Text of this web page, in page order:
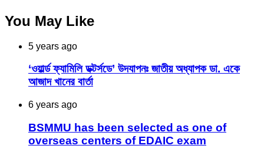
You May Like
5 years ago
‘ওয়ার্ল্ড ফ্যামিলি ডক্টর্সডে’ উদযাপনঃ জাতীয় অধ্যাপক ডা. একে
আজাদ খানের বার্তা
6 years ago
BSMMU has been selected as one of
overseas centers of EDAIC exam